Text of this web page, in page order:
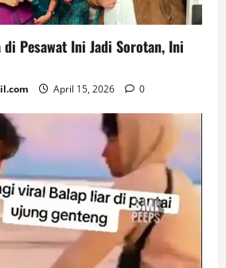
di Pesawat Ini Jadi Sorotan, Ini
April 15, 2026 0